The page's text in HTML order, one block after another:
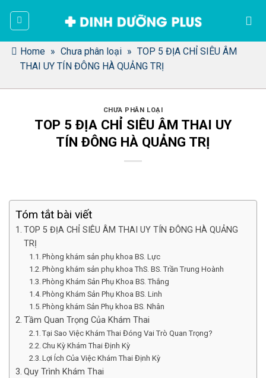
dung Home » Chưa phân loại » TOP 5 ĐỊA CHỈ SIÊU ÂM
THAI UY TÍN ĐÔNG HÀ QUẢNG TRỊ
CHƯA PHÂN LOẠI
TOP 5 ĐỊA CHỈ SIÊU ÂM THAI UY
TÍN ĐÔNG HÀ QUẢNG TRỊ
Tóm tắt bài viết
TOP 5 ĐỊA CHỈ SIÊU ÂM THAI UY TÍN ĐÔNG HÀ QUẢNG
TRỊ
Phòng khám sản phụ khoa BS. Lực
Phòng khám sản phụ khoa ThS. BS. Trần Trung Hoành
Phòng Khám Sản Phụ Khoa BS. Thắng
Phòng Khám Sản Phụ Khoa BS. Linh
Phòng khám Sản Phụ khoa BS. Nhân
Tầm Quan Trọng Của Khám Thai
Tại Sao Việc Khám Thai Đóng Vai Trò Quan Trọng?
Chu Kỳ Khám Thai Định Kỳ
Lợi Ích Của Việc Khám Thai Định Kỳ
Quy Trình Khám Thai